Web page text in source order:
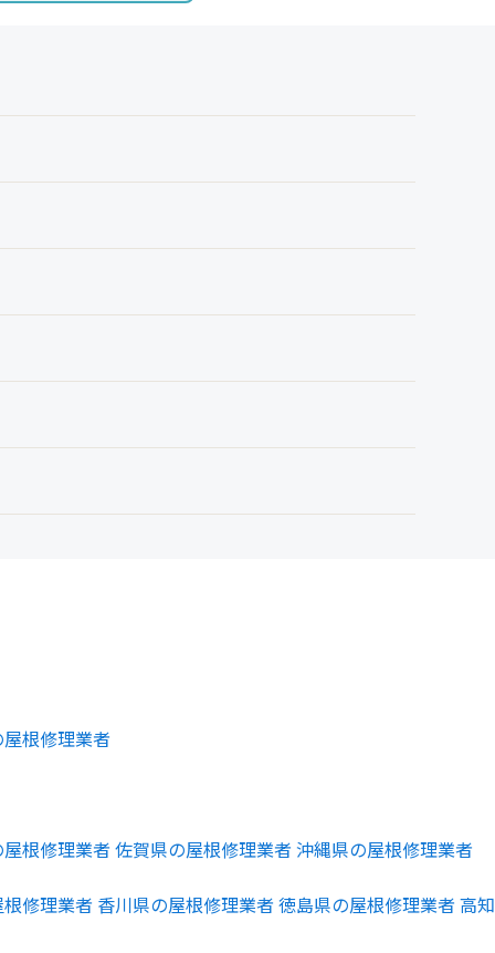
根修理業者
根修理業者佐賀県の屋根修理業者沖縄県の屋根修理業者
修理業者 香川県の屋根修理業者徳島県の屋根修理業者高知